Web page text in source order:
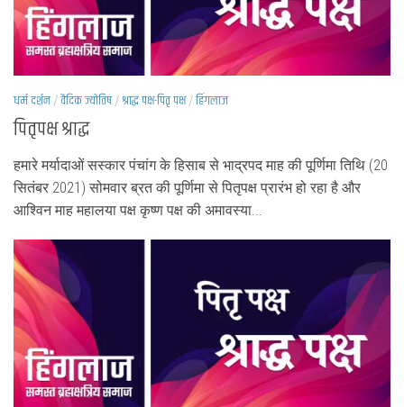
धर्म दर्शन/वैदिक ज्योतिष/श्राद्ध पक्ष-पितृ पक्ष/हिंगलाज
पितृपक्ष श्राद्ध
हमारे मर्यादाओं सस्कार पंचांग के हिसाब से भाद्रपद माह की पूर्णिमा तिथि (20
सितंबर 2021) सोमवार ब्रत की पूर्णिमा से पितृपक्ष प्रारंभ हो रहा है और
आश्विन माह महालया पक्ष कृष्ण पक्ष की अमावस्या...